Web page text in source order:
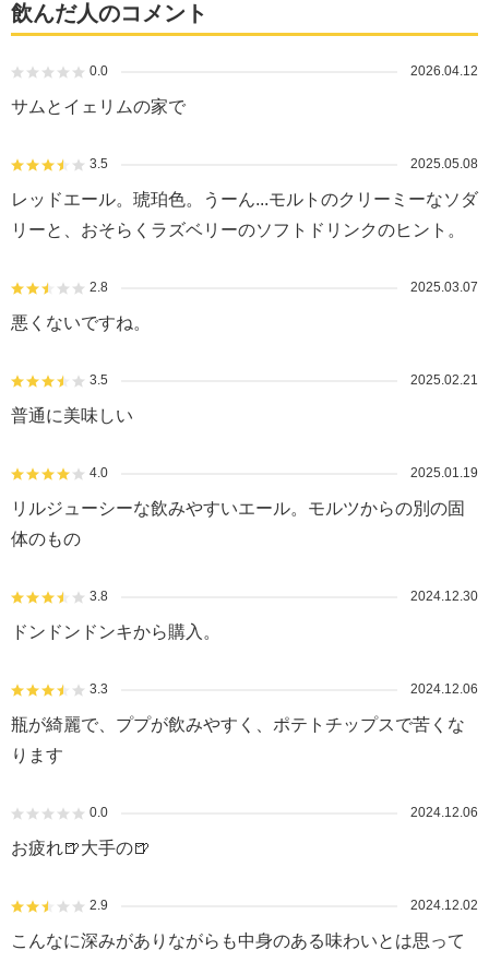
飲んだ人のコメント
0.0 2026.04.12
サムとイェリムの家で
3.5 2025.05.08
レッドエール。琥珀色。うーん...モルトのクリーミーなソダ
リーと、おそらくラズベリーのソフトドリンクのヒント。
2.8 2025.03.07
悪くないですね。
3.5 2025.02.21
普通に美味しい
4.0 2025.01.19
リルジューシーな飲みやすいエール。モルツからの別の固
体のもの
3.8 2024.12.30
ドンドンドンキから購入。
3.3 2024.12.06
瓶が綺麗で、ププが飲みやすく、ポテトチップスで苦くな
ります
0.0 2024.12.06
お疲れ🍺大手の🍺
2.9 2024.12.02
こんなに深みがありながらも中身のある味わいとは思って